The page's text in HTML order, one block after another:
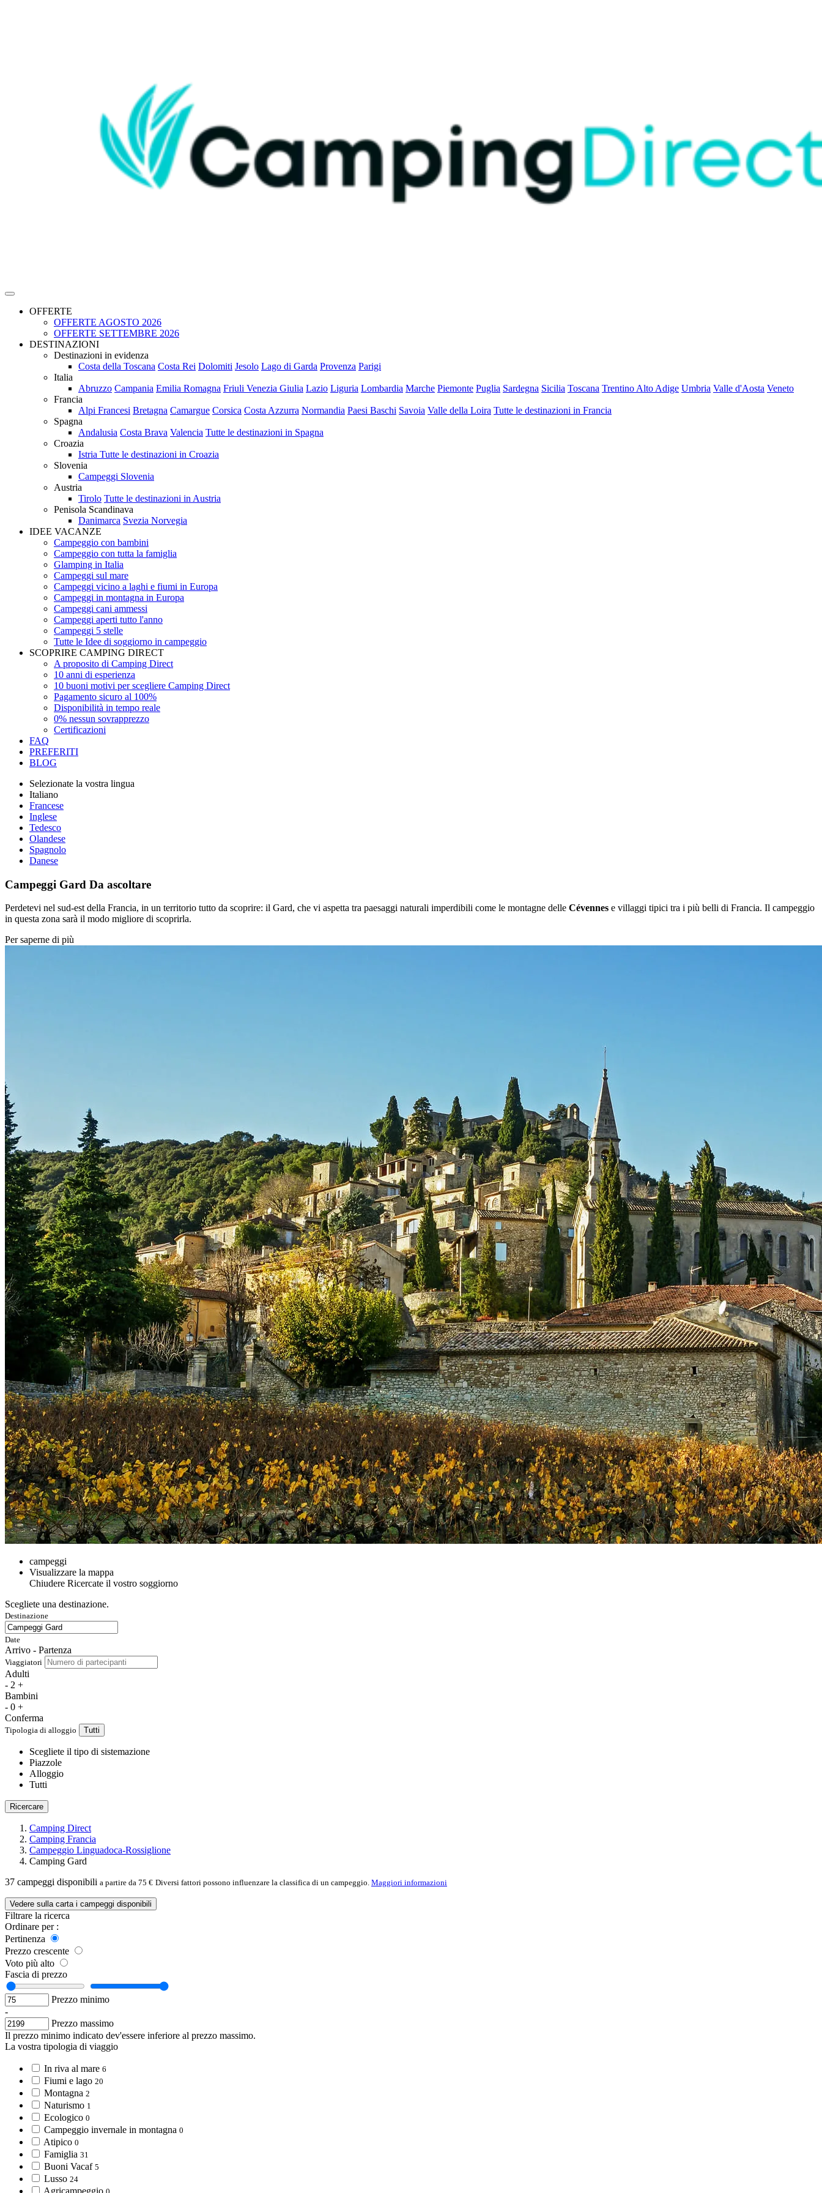
OFFERTE
OFFERTE AGOSTO 2026
OFFERTE SETTEMBRE 2026
DESTINAZIONI
Destinazioni in evidenza
Costa della Toscana Costa Rei Dolomiti Jesolo Lago di Garda Provenza Parigi
Italia
Abruzzo Campania Emilia Romagna Friuli Venezia Giulia Lazio Liguria Lombardia Marche Piemonte Puglia Sardegna Sicilia Toscana Trentino Alto Adige Umbria Valle d'Aosta Veneto
Francia
Alpi Francesi Bretagna Camargue Corsica Costa Azzurra Normandia Paesi Baschi Savoia Valle della Loira Tutte le destinazioni in Francia
Spagna
Andalusia Costa Brava Valencia Tutte le destinazioni in Spagna
Croazia
Istria Tutte le destinazioni in Croazia
Slovenia
Campeggi Slovenia
Austria
Tirolo Tutte le destinazioni in Austria
Penisola Scandinava
Danimarca Svezia Norvegia
IDEE VACANZE
Campeggio con bambini
Campeggio con tutta la famiglia
Glamping in Italia
Campeggi sul mare
Campeggi vicino a laghi e fiumi in Europa
Campeggi in montagna in Europa
Campeggi cani ammessi
Campeggi aperti tutto l'anno
Campeggi 5 stelle
Tutte le Idee di soggiorno in campeggio
SCOPRIRE CAMPING DIRECT
A proposito di Camping Direct
10 anni di esperienza
10 buoni motivi per scegliere Camping Direct
Pagamento sicuro al 100%
Disponibilità in tempo reale
0% nessun sovrapprezzo
Certificazioni
FAQ
PREFERITI
BLOG
Selezionate la vostra lingua
Italiano
Francese
Inglese
Tedesco
Olandese
Spagnolo
Danese
Campeggi Gard Da ascoltare
Perdetevi nel sud-est della Francia, in un territorio tutto da scoprire: il Gard, che vi aspetta tra paesaggi naturali imperdibili come le montagne delle Cévennes e villaggi tipici tra i più belli di Francia. Il campeggio
in questa zona sarà il modo migliore di scoprirla.
Per saperne di più
campeggi
Visualizzare la mappa
Chiudere Ricercate il vostro soggiorno
Scegliete una destinazione.
Destinazione
Date
Arrivo - Partenza
Viaggiatori
Adulti
- 2 +
Bambini
- 0 +
Conferma
Tipologia di alloggio Tutti
Scegliete il tipo di sistemazione
Piazzole
Alloggio
Tutti
Ricercare
Camping Direct
Camping Francia
Campeggio Linguadoca-Rossiglione
Camping Gard
37 campeggi disponibili a partire da 75 € Diversi fattori possono influenzare la classifica di un campeggio. Maggiori informazioni
Vedere sulla carta i campeggi disponibili
Filtrare la ricerca
Ordinare per :
Pertinenza
Prezzo crescente
Voto più alto
Fascia di prezzo
Prezzo minimo
-
Prezzo massimo
Il prezzo minimo indicato dev'essere inferiore al prezzo massimo.
La vostra tipologia di viaggio
In riva al mare 6
Fiumi e lago 20
Montagna 2
Naturismo 1
Ecologico 0
Campeggio invernale in montagna 0
Atipico 0
Famiglia 31
Buoni Vacaf 5
Lusso 24